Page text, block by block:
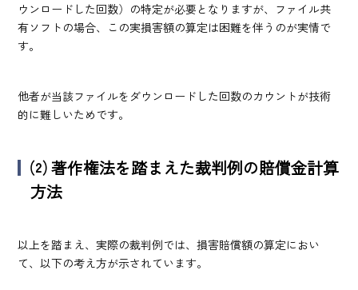
ウンロードした回数）の特定が必要となりますが、ファイル共
有ソフトの場合、この実損害額の算定は困難を伴うのが実情で
す。
他者が当該ファイルをダウンロードした回数のカウントが技術
的に難しいためです。
⑵著作権法を踏まえた裁判例の賠償金計算
方法
以上を踏まえ、実際の裁判例では、損害賠償額の算定におい
て、以下の考え方が示されています。